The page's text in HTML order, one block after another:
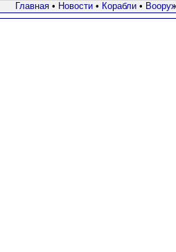
Главная• Новости• Корабли•